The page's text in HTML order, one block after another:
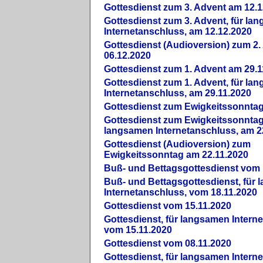
Gottesdienst zum 3. Advent am
Gottesdienst zum 3. Advent, für
Internetanschluss, am 12.12.2020
Gottesdienst (Audioversion) zum 2.
06.12.2020
Gottesdienst zum 1. Advent am
Gottesdienst zum 1. Advent, für
Internetanschluss, am 29.11.2020
Gottesdienst zum
Gottesdienst zum
langsamen Internetanschluss, am
Gottesdienst (Audioversion) zum
Ewigkeitssonntag am 22.11.2020
Buß- und Bettagsgottesdienst vom
Buß- und Bettagsgottesdienst, für
Internetanschluss, vom 18.11.2020
Gottesdienst vom 15.11.2020
Gottesdienst, für langsamen
vom 15.11.2020
Gottesdienst vom 08.11.2020
Gottesdienst, für langsamen